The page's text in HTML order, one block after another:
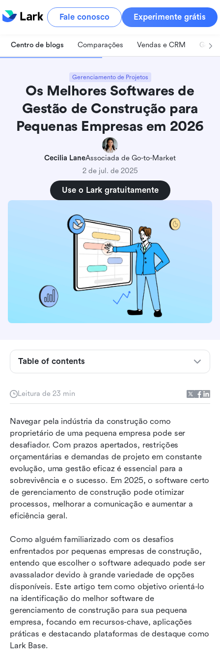
Fale conosco Experimente grátis
Centro de blogs Comparações Vendas e CRM
Gerenciamento de Projetos
Os Melhores Softwares de
Gestão de Construção para
Pequenas Empresas em 2026
Cecilia LaneAssociada de Go-to-Market
2 de jul. de 2025
Use o Lark gratuitamente
Leitura de 23 min
Navegar pela indústria da construção como
proprietário de uma pequena empresa pode ser
desafiador. Com prazos apertados, restrições
orçamentárias e demandas de projeto em constante
evolução, uma gestão eficaz é essencial para a
sobrevivência e o sucesso. Em 2025, o software certo
de gerenciamento de construção pode otimizar
processos, melhorar a comunicação e aumentar a
eficiência geral.
Como alguém familiarizado com os desafios
enfrentados por pequenas empresas de construção,
entendo que escolher o software adequado pode ser
avassalador devido à grande variedade de opções
disponíveis. Este artigo tem como objetivo orientá-lo
na identificação do melhor software de
gerenciamento de construção para sua pequena
empresa, focando em recursos-chave, aplicações
práticas e destacando plataformas de destaque como
Lark Base.
Table of contents
gerenciamento de construção
gerenciamento de construção?
Top 7 softwares de gerenciamento de
construção para pequenas empresas em 2026
Encontrando o melhor software de
gerenciamento de construção para você
Conclusão
Leitura relacionada